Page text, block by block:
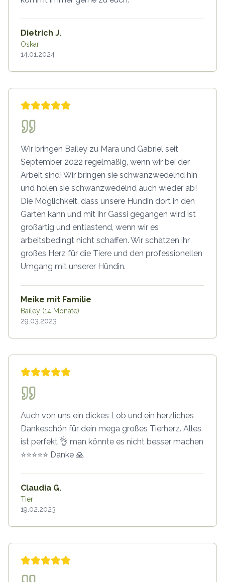
Dietrich J.
Oskar
14.01.2024
Wir bringen Bailey zu Mara und Gabriel seit
September 2022 regelmäßig, wenn wir bei der
Arbeit sind! Wir bringen sie schwanzwedelnd hin
und holen sie schwanzwedelnd auch wieder ab!
Die Möglichkeit, dass unsere Hündin dort in den
Garten kann und mit ihr Gassi gegangen wird ist
großartig und entlastend, wenn wir es
arbeitsbedingt nicht schaffen. Wir schätzen ihr
großes Herz für die Tiere und den professionellen
Umgang mit unserer Hündin.
Meike mit Familie
Bailey (14 Monate)
29.03.2023
Auch von uns ein dickes Lob und ein herzliches
Dankeschön für dein mega großes Tierherz. Alles
ist perfekt 👌 man könnte es nicht besser machen
⭐️⭐️⭐️⭐️⭐️ Danke 🙏
Claudia G.
Tier
19.02.2023